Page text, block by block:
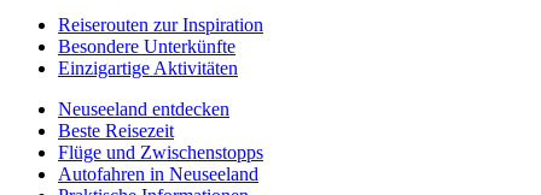
Reiserouten zur Inspiration
Besondere Unterkünfte
Einzigartige Aktivitäten
Neuseeland entdecken
Beste Reisezeit
Flüge und Zwischenstopps
Autofahren in Neuseeland